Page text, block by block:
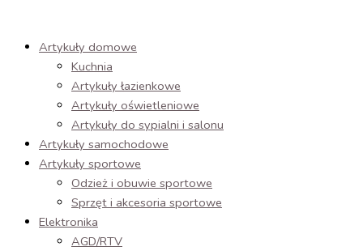
Artykuły domowe
Kuchnia
Artykuły łazienkowe
Artykuły oświetleniowe
Artykuły do sypialni i salonu
Artykuły samochodowe
Artykuły sportowe
Odzież i obuwie sportowe
Sprzęt i akcesoria sportowe
Elektronika
AGD/RTV